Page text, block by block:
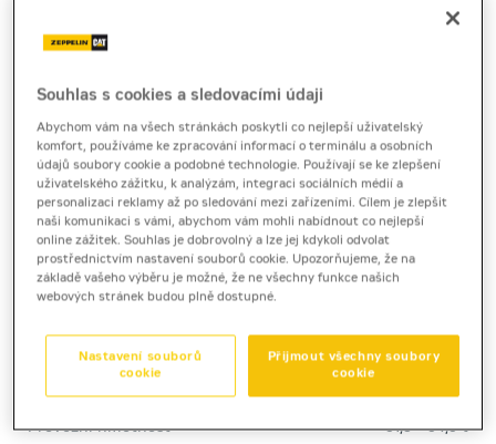
pásové rýpadlo
Technický list [2,2 MB]
Pásové rýpadlo Cat 352 výrobce Caterpillar poskytuje
mohutný výkon, plynulý chod a vysokou nosnost pro
práci ve velkých projektech
TECHNICKÉ PARAMETRY
Výkon motoru 332 kW
Provozní hmotnost 51,3 - 54,5 t
Souhlas s cookies a sledovacími údaji
Abychom vám na všech stránkách poskytli co nejlepší uživatelský
komfort, používáme ke zpracování informací o terminálu a osobních
údajů soubory cookie a podobné technologie. Používají se ke zlepšení
uživatelského zážitku, k analýzám, integraci sociálních médií a
personalizaci reklamy až po sledování mezi zařízeními. Cílem je zlepšit
naši komunikaci s vámi, abychom vám mohli nabídnout co nejlepší
online zážitek. Souhlas je dobrovolný a lze jej kdykoli odvolat
prostřednictvím nastavení souborů cookie. Upozorňujeme, že na
základě vašeho výběru je možné, že ne všechny funkce našich
webových stránek budou plně dostupné.
Přijmout všechny soubory
cookie
Nastavení souborů
cookie